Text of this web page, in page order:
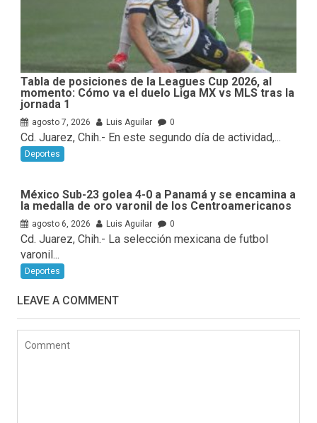
Tabla de posiciones de la Leagues Cup 2026, al
momento: Cómo va el duelo Liga MX vs MLS tras la
jornada 1
agosto 7, 2026 Luis Aguilar 0
Cd. Juarez, Chih.- En este segundo día de actividad,...
Deportes
México Sub-23 golea 4-0 a Panamá y se encamina a
la medalla de oro varonil de los Centroamericanos
agosto 6, 2026 Luis Aguilar 0
Cd. Juarez, Chih.- La selección mexicana de futbol
varonil...
Deportes
LEAVE A COMMENT